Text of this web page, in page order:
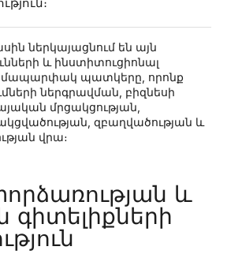
ներկայացնում են այն
և ինստիտուցիոնալ
պատկերը, որոնք
ներգրավման, բիզնեսի
մրցակցության,
զբաղվածության և
վրա։
և